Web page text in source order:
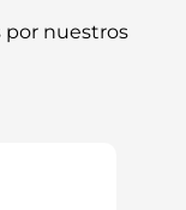
por nuestros